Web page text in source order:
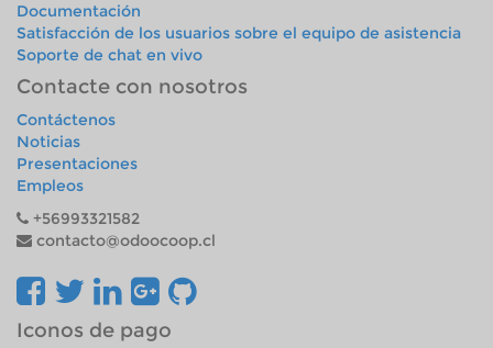
Documentación
Satisfacción de los usuarios sobre el equipo de asistencia
Soporte de chat en vivo
Contacte con nosotros
Contáctenos
Noticias
Presentaciones
Empleos
+56993321582
contacto@odoocoop.cl
Iconos de pago